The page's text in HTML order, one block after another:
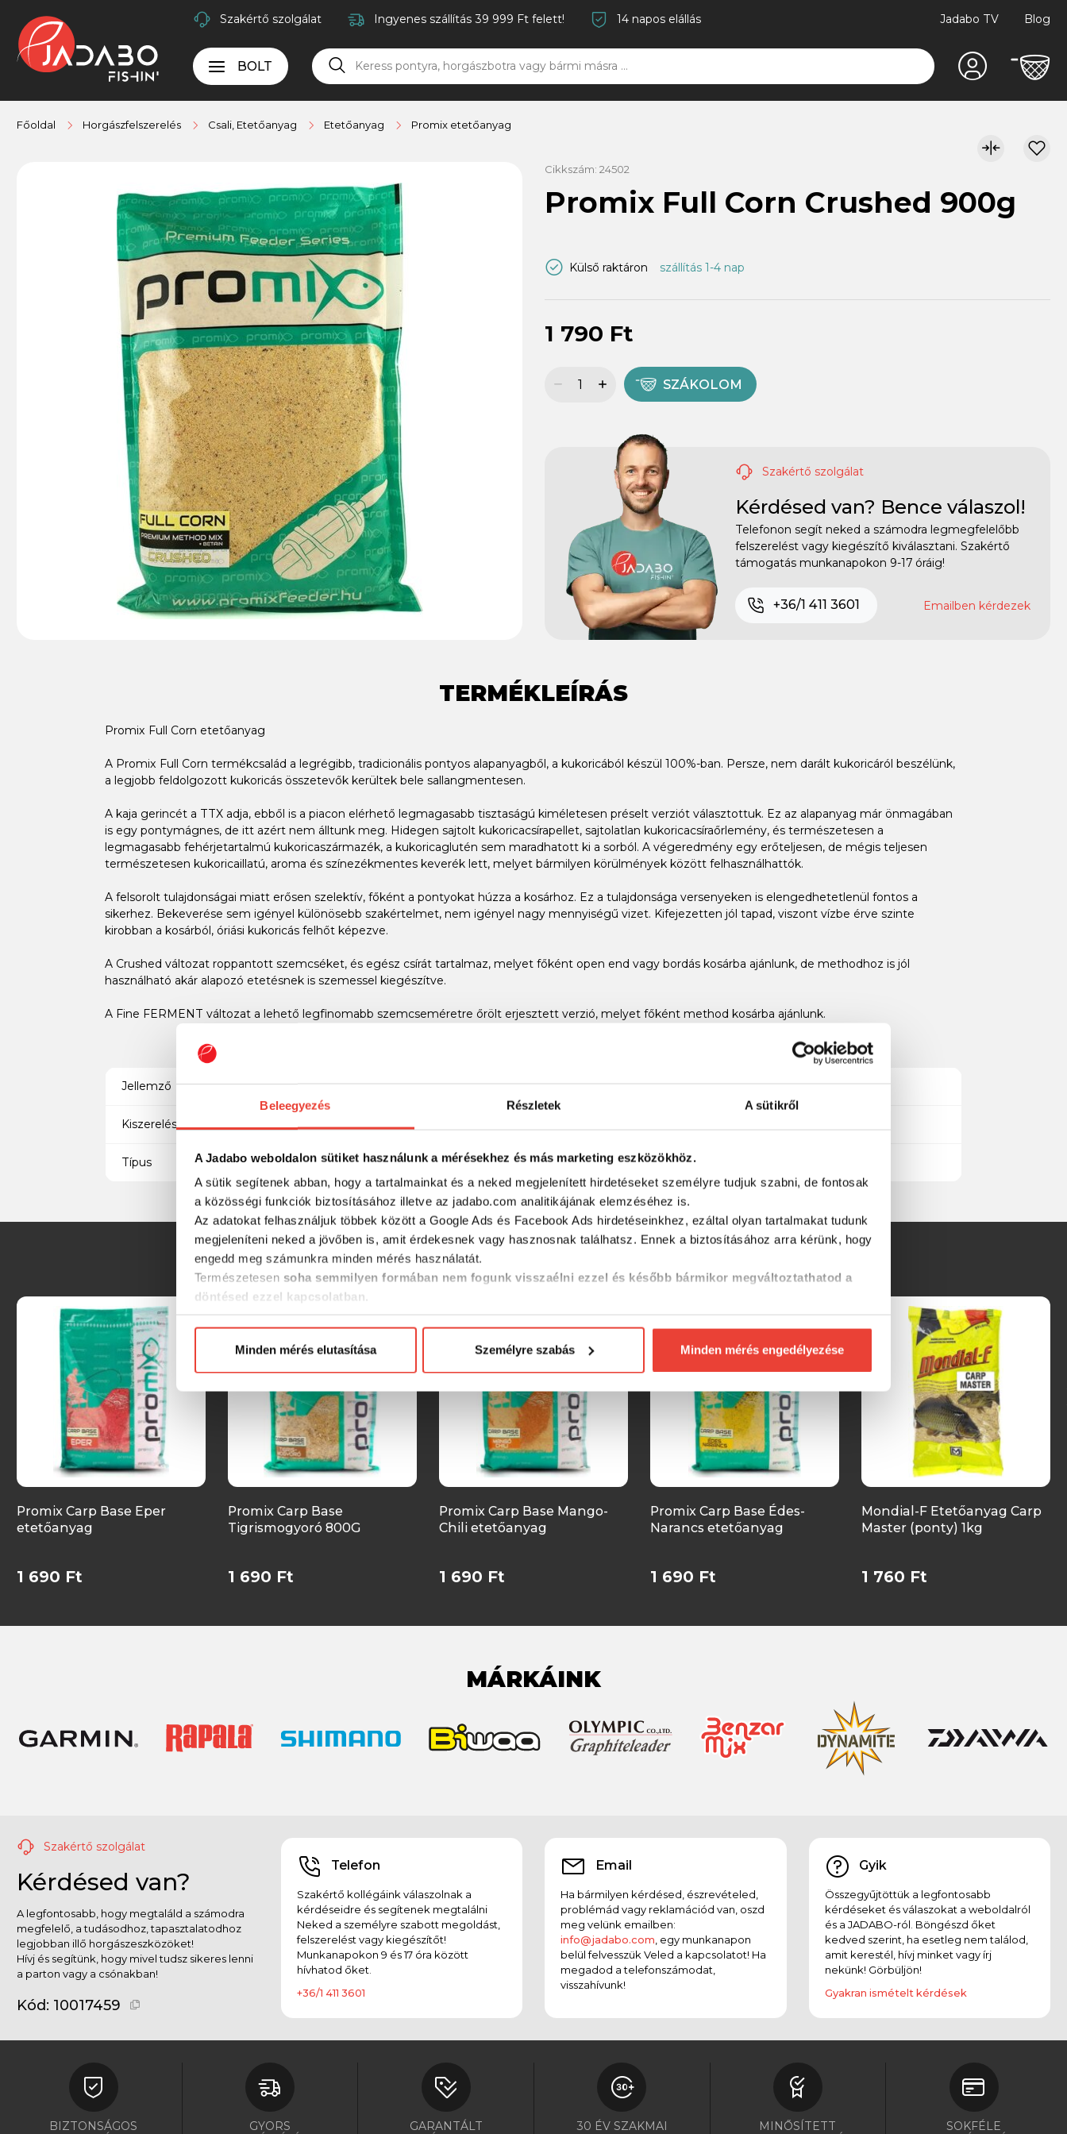
Beleegyezés Részletek A sütikről
A Jadabo weboldalon sütiket használunk a mérésekhez és más marketing eszközökhöz.
A sütik segítenek abban, hogy a tartalmainkat és a neked megjelenített hirdetéseket személyre tudjuk szabni, de fontosak
a közösségi funkciók biztosításához illetve az jadabo.com analitikájának elemzéséhez is.
Az adatokat felhasználjuk többek között a Google Ads és Facebook Ads hirdetéseinkhez, ezáltal olyan tartalmakat tudunk
megjeleníteni neked a jövőben is, amit érdekesnek vagy hasznosnak találhatsz. Ennek a biztosításához arra kérünk, hogy
engedd meg számunkra minden mérés használatát.
Természetesen soha semmilyen formában nem fogunk visszaélni ezzel és később bármikor megváltoztathatod a
döntésed ezzel kapcsolatban.
Előre is köszönjük!
Minden mérés elutasítása Személyre szabás Minden mérés engedélyezése
Szakértő szolgálat Ingyenes szállítás 39 999 Ft felett! 14 napos elállás Jadabo TV Blog
BOLT
Főoldal Horgászfelszerelés Csali, Etetőanyag Etetőanyag Promix etetőanyag
Cikkszám: 24502
Promix Full Corn Crushed 900g
Külső raktáron szállítás 1-4 nap
1 790 Ft
SZÁKOLOM
Szakértő szolgálat
Kérdésed van? Bence válaszol!
Telefonon segít neked a számodra legmegfelelőbb
felszerelést vagy kiegészítő kiválasztani. Szakértő
támogatás munkanapokon 9-17 óráig!
+36/1 411 3601 Emailben kérdezek
TERMÉKLEÍRÁS
Promix Full Corn etetőanyag
A Promix Full Corn termékcsalád a legrégibb, tradicionális pontyos alapanyagből, a kukoricából készül 100%-ban. Persze, nem darált kukoricáról beszélünk,
a legjobb feldolgozott kukoricás összetevők kerültek bele sallangmentesen.
A kaja gerincét a TTX adja, ebből is a piacon elérhető legmagasabb tisztaságú kiméletesen préselt verziót választottuk. Ez az alapanyag már önmagában
is egy pontymágnes, de itt azért nem álltunk meg. Hidegen sajtolt kukoricacsírapellet, sajtolatlan kukoricacsíraőrlemény, és természetesen a
legmagasabb fehérjetartalmú kukoricaszármazék, a kukoricaglutén sem maradhatott ki a sorból. A végeredmény egy erőteljesen, de mégis teljesen
természetesen kukoricaillatú, aroma és színezékmentes keverék lett, melyet bármilyen körülmények között felhasználhattók.
A felsorolt tulajdonságai miatt erősen szelektív, főként a pontyokat húzza a kosárhoz. Ez a tulajdonsága versenyeken is elengedhetetlenül fontos a
sikerhez. Bekeverése sem igényel különösebb szakértelmet, nem igényel nagy mennyiségű vizet. Kifejezetten jól tapad, viszont vízbe érve szinte
kirobban a kosárból, óriási kukoricás felhőt képezve.
A Crushed változat roppantott szemcséket, és egész csírát tartalmaz, melyet főként open end vagy bordás kosárba ajánlunk, de methodhoz is jól
használható akár alapozó etetésnek is szemessel kiegészítve.
A Fine FERMENT változat a lehető legfinomabb szemcseméretre őrölt erjesztett verzió, melyet főként method kosárba ajánlunk.
Jellemző Crushed
Kiszerelés
Típus Full Corn Mix
SZINTÉN KIVÁLÓAK
Promix Carp Base Eper
etetőanyag
1 690 Ft
Promix Carp Base
Tigrismogyoró 800G
1 690 Ft
Promix Carp Base Mango-
Chili etetőanyag
1 690 Ft
Promix Carp Base Édes-
Narancs etetőanyag
1 690 Ft
Mondial-F Etetőanyag Carp
Master (ponty) 1kg
1 760 Ft
MÁRKÁINK
Szakértő szolgálat
Kérdésed van?
A legfontosabb, hogy megtaláld a számodra
megfelelő, a tudásodhoz, tapasztalatodhoz
legjobban illő horgászeszközöket!
Hívj és segítünk, hogy mivel tudsz sikeres lenni
a parton vagy a csónakban!
Kód: 10017459
Telefon
Szakértő kollégáink válaszolnak a
kérdéseidre és segítenek megtalálni
Neked a személyre szabott megoldást,
felszerelést vagy kiegészítőt!
Munkanapokon 9 és 17 óra között
hívhatod őket.
+36/1 411 3601
Email
Ha bármilyen kérdésed, észrevételed,
problémád vagy reklamációd van, oszd
meg velünk emailben:
info@jadabo.com , egy munkanapon
belül felvesszük Veled a kapcsolatot! Ha
megadod a telefonszámodat,
visszahívunk!
Gyik
Összegyűjtöttük a legfontosabb
kérdéseket és válaszokat a weboldalról
és a JADABO-ról. Böngészd őket
kedved szerint, ha esetleg nem találod,
amit kerestél, hívj minket vagy írj
nekünk! Görbüljön!
Gyakran ismételt kérdések
BIZTONSÁGOS
GYORS
GARANTÁLT
30 ÉV SZAKMAI
MINŐSÍTETT
SOKFÉLE